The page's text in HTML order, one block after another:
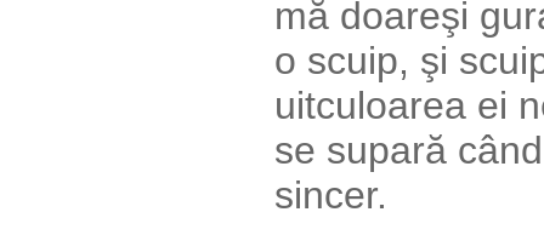
mă doareşi
o scuip, şi
uitculoarea ei
se supară
sincer.